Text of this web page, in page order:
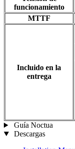
funcionamiento
MTTF
Incluido en la
entrega
Guía Noctua
Descargas